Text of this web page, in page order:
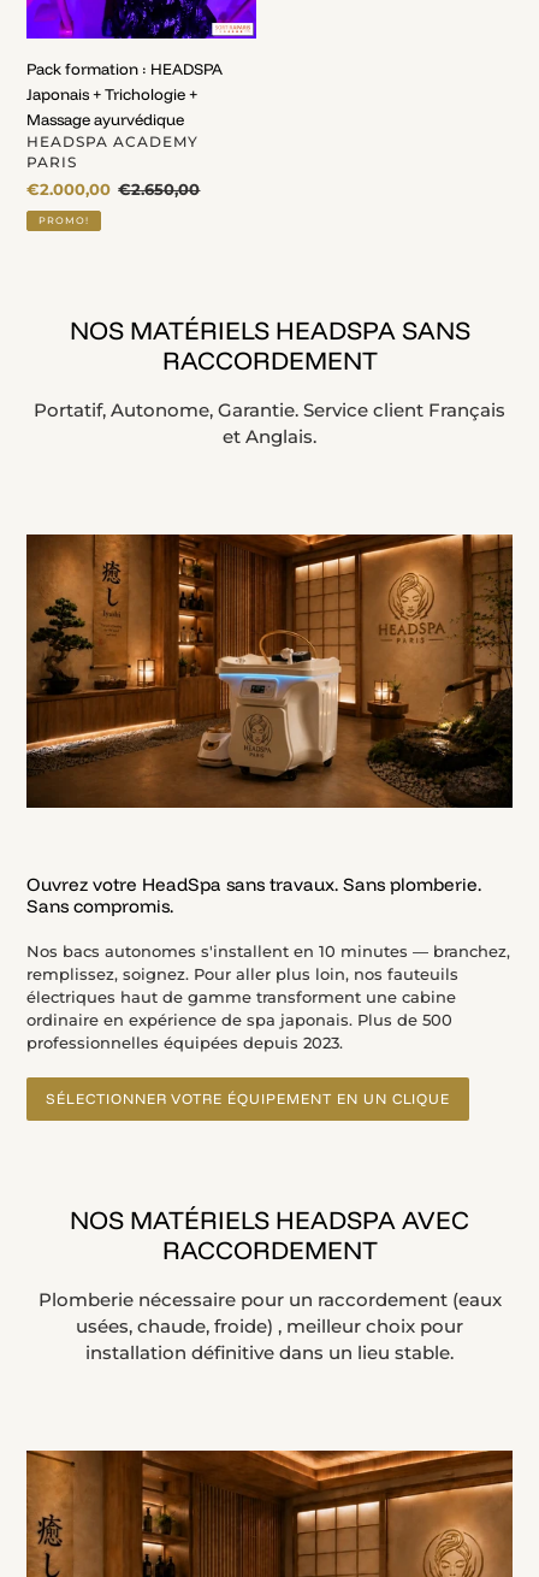
+
+
Massage
ayurvédique
Pack formation : HEADSPA
Japonais + Trichologie +
Massage ayurvédique
DISTRIBUTEUR
HEADSPA ACADEMY
PARIS
Prix
fou
€2.000,00 Prix
€2.650,00
PROMO!
NOS MATÉRIELS HEADSPA SANS
RACCORDEMENT
Portatif, Autonome, Garantie. Service client Français
et Anglais.
Ouvrez votre HeadSpa sans travaux. Sans plomberie.
Sans compromis.
Nos bacs autonomes s'installent en 10 minutes — branchez,
remplissez, soignez. Pour aller plus loin, nos fauteuils
électriques haut de gamme transforment une cabine
ordinaire en expérience de spa japonais. Plus de 500
professionnelles équipées depuis 2023.
SÉLECTIONNER VOTRE ÉQUIPEMENT EN UN CLIQUE
NOS MATÉRIELS HEADSPA AVEC
RACCORDEMENT
Plomberie nécessaire pour un raccordement (eaux
usées, chaude, froide) , meilleur choix pour
installation définitive dans un lieu stable.